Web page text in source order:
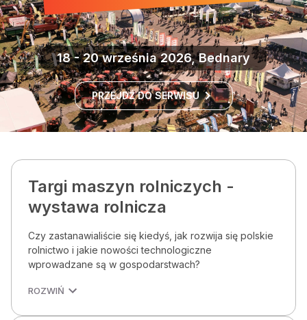
18 - 20 września 2026, Bednary
PRZEJDŹ DO SERWISU
Targi maszyn rolniczych -
wystawa rolnicza
Czy zastanawialiście się kiedyś, jak rozwija się polskie
rolnictwo i jakie nowości technologiczne
wprowadzane są w gospodarstwach?
ROZWIŃ